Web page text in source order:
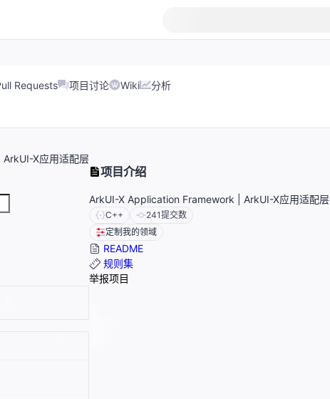
Requests 项目讨论 Wiki 分析
X应用适配层
项目介绍
ArkUI-X Application Framework | ArkUI-X应用适配层
C++ 241提交数
定制我的领域
README
规则集
举报项目